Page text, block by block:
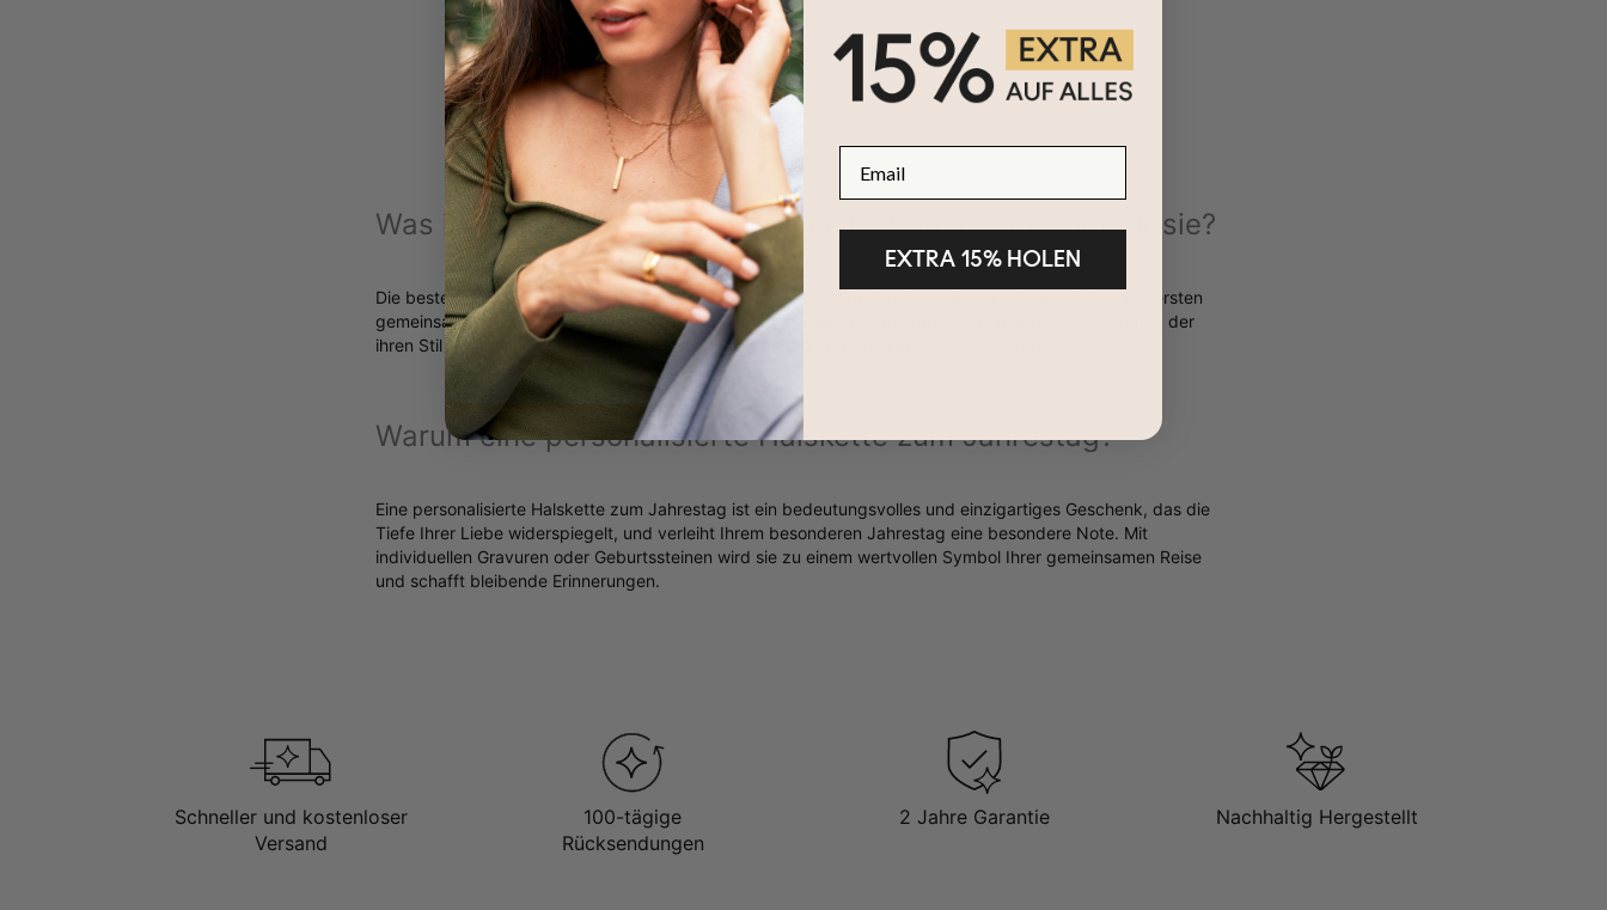
Gesehen 40 von 40
Was ist die beste Halskette zum einjährigen Jubiläum für sie?
Die beste 1-Jahres-Halskette für sie ist eine, die die Essenz Ihrer Liebe einfängt und die Reise Ihres ersten
gemeinsamen Jahres symbolisiert. Suchen Sie nach einem aussagekräftigen Anhänger oder Charme, der
ihren Stil widerspiegelt und den Meilenstein Ihres ersten gemeinsamen Jahres hervorhebt.
Warum eine personalisierte Halskette zum Jahrestag?
Eine personalisierte Halskette zum Jahrestag ist ein bedeutungsvolles und einzigartiges Geschenk, das die
Tiefe Ihrer Liebe widerspiegelt, und verleiht Ihrem besonderen Jahrestag eine besondere Note. Mit
individuellen Gravuren oder Geburtssteinen wird sie zu einem wertvollen Symbol Ihrer gemeinsamen Reise
und schafft bleibende Erinnerungen.
Schneller und kostenloser
Versand
100-tägige
Rücksendungen
2 Jahre Garantie Nachhaltig Hergestellt
EXTRA 15% HOLEN